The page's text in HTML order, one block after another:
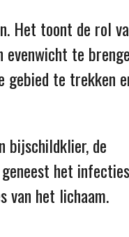
Het toont de rol
te
gebied te trekken
bijschildklier, de
het
van het lichaam.